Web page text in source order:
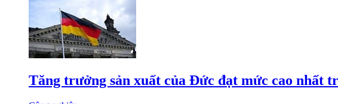
Tăng trưởng sản xuất của Đức đạt mức cao nhất